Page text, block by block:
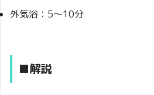
外気浴：5〜10分
■解説